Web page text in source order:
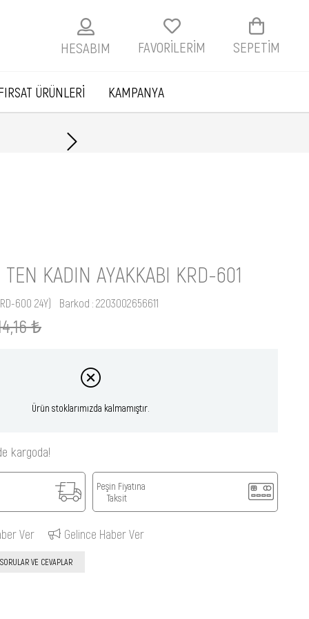
SEPETIM
FAVORİLERİM
HESABIM
ÜRÜNLERİ KAMPANYA
TEN KADIN AYAKKABI KRD-601
600 24Y) Barkod : 2203002656611
₺
Ürün stoklarımızda kalmamıştır.
kargoda!
Peşin Fiyatına
Taksit
Ver Gelince Haber Ver
SORULAR VE CEVAPLAR